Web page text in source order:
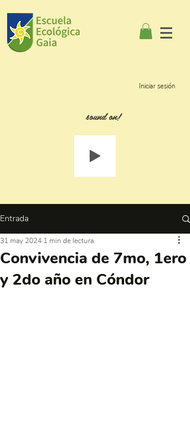
Iniciar sesión
sound on!
Entrada
Convivencia de 7mo, 1ero
y 2do año en Cóndor
31 may 2024 1 min de lectura